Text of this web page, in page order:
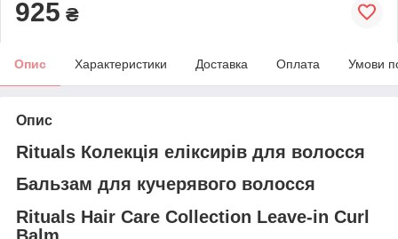
925 ₴
Опис Характеристики Доставка Оплата Умови
Опис
Rituals Колекція еліксирів для волосся
Бальзам для кучерявого волосся
Rituals Hair Care Collection Leave-in Curl